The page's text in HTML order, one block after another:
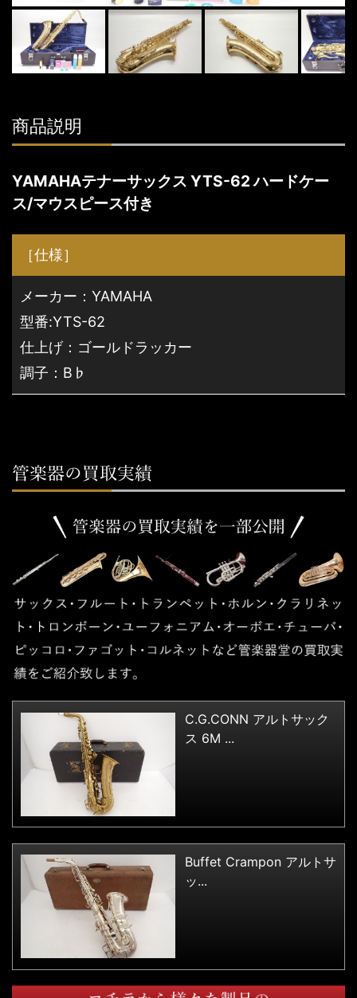
商品説明
YAMAHAテナーサックス YTS-62 ハードケー
ス/マウスピース付き
［仕様］
メーカー：YAMAHA
型番:YTS-62
仕上げ：ゴールドラッカー
調子：B♭
C.G.CONN アルトサック
ス 6M ...
Buffet Crampon アルトサ
ッ...